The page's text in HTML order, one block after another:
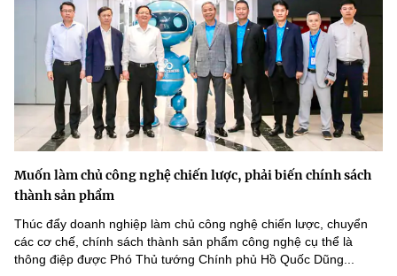
Muốn làm chủ công nghệ chiến lược, phải biến chính sách
thành sản phẩm
Thúc đẩy doanh nghiệp làm chủ công nghệ chiến lược, chuyển
các cơ chế, chính sách thành sản phẩm công nghệ cụ thể là
thông điệp được Phó Thủ tướng Chính phủ Hồ Quốc Dũng...